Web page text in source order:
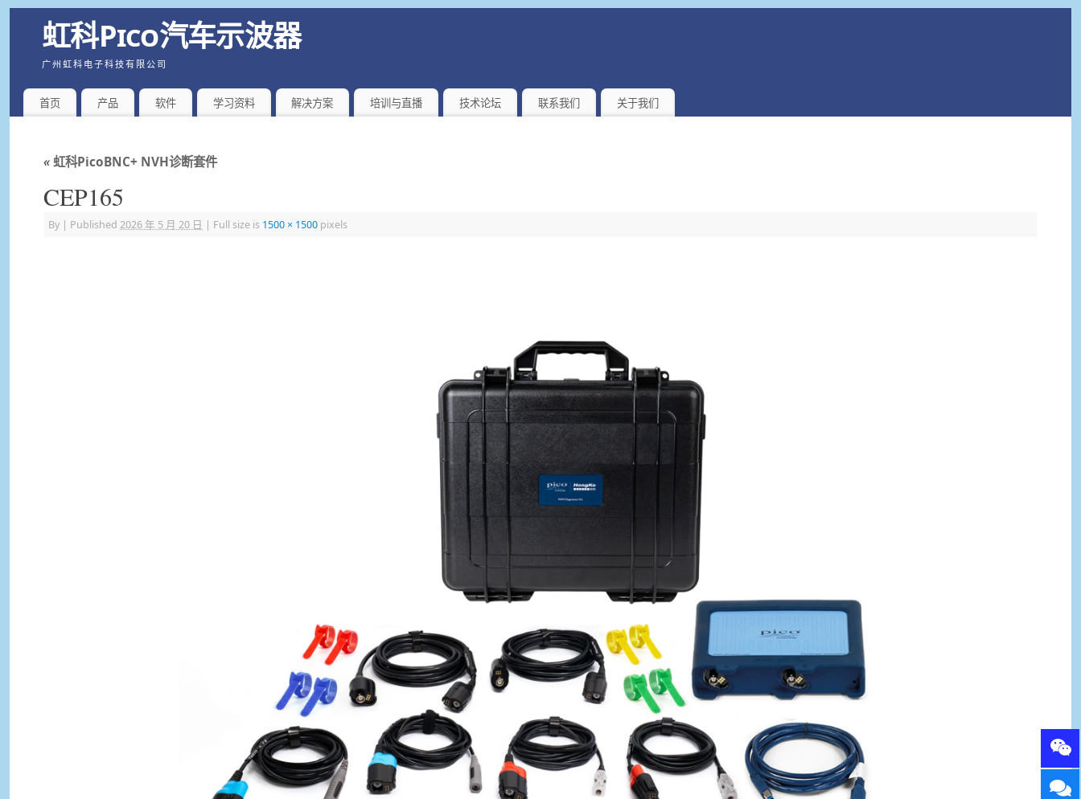
虹科Pico汽车示波器
广州虹科电子科技有限公司
首页 产品 软件 学习资料 解决方案 培训与直播 技术论坛 联系我们 关于我们
«虹科PicoBNC+ NVH诊断套件
CEP165
By | Published 2026 年 5 月 20 日 | Full size is 1500 × 1500 pixels